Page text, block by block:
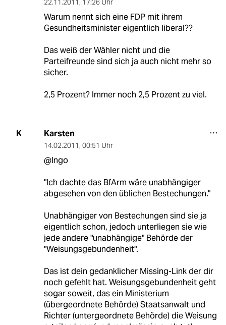
22.11.2011 , 17:26 Uhr
Warum nennt sich eine FDP mit ihrem
Gesundheitsminister eigentlich liberal??
Das weiß der Wähler nicht und die
Parteifreunde sind sich ja auch nicht mehr so
sicher.
2,5 Prozent? Immer noch 2,5 Prozent zu viel.
K Karsten
14.02.2011, 00:51 Uhr
@Ingo
"Ich dachte das BfArm wäre unabhängiger
abgesehen von den üblichen Bestechungen."
Unabhängiger von Bestechungen sind sie ja
eigentlich schon, jedoch unterliegen sie wie
jede andere "unabhängige" Behörde der
"Weisungsgebundenheit".
Das ist dein gedanklicher Missing-Link der dir
noch gefehlt hat. Weisungsgebundenheit geht
sogar soweit, das ein Ministerium
(übergeordnete Behörde) Staatsanwalt und
Richter (untergeordnete Behörde) die Weisung